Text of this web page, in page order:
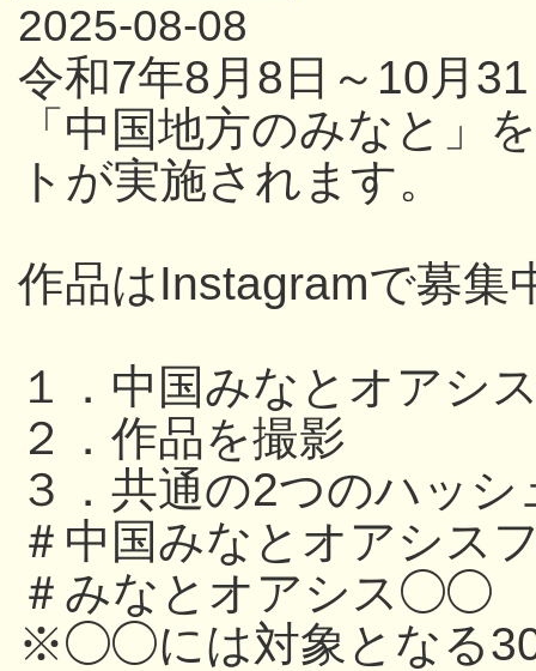
2025-08-08
令和7年8月8日～10月
「中国地方のみなと」
トが実施されます。
作品はInstagramで募集
１．中国みなとオアシ
２．作品を撮影
３．共通の2つのハッ
＃中国みなとオアシス
＃みなとオアシス◯◯
※◯◯には対象となる30